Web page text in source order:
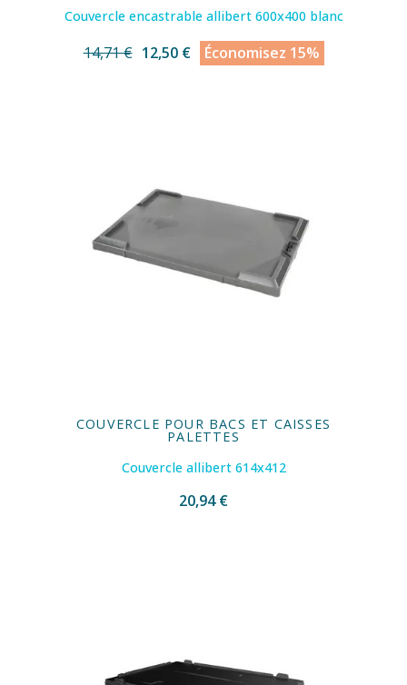
Couvercle encastrable allibert 600x400 blanc
14,71 € 12,50 € Économisez 15%
COUVERCLE POUR BACS ET CAISSES
PALETTES
Couvercle allibert 614x412
20,94 €